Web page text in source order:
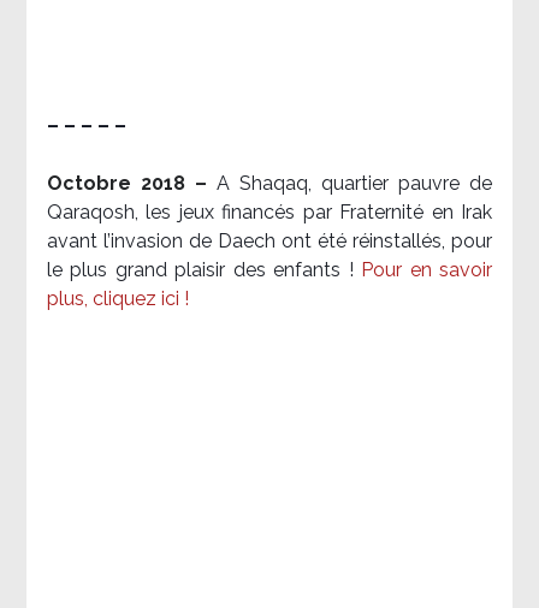
– – – – –
Octobre 2018 – A Shaqaq, quartier pauvre de
Qaraqosh, les jeux financés par Fraternité en Irak​
avant l’invasion de Daech ont été réinstallés, pour
le plus grand plaisir des enfants ! Pour en savoir
plus, cliquez ici !